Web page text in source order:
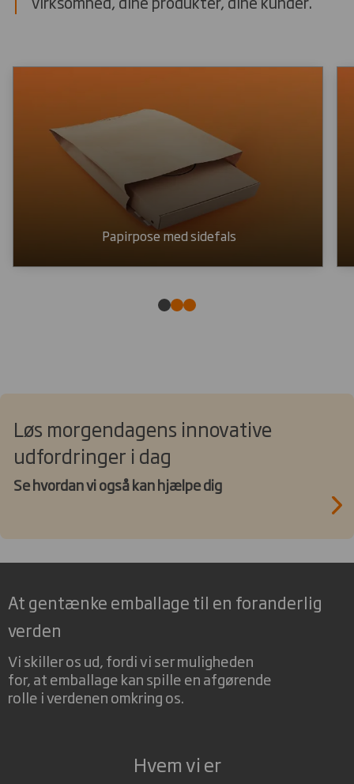
Papirpose med sidefals
Løs morgendagens innovative
udfordringer i dag
Se hvordan vi også kan hjælpe dig
At gentænke emballage til en foranderlig
verden
Vi skiller os ud, fordi vi ser muligheden
for, at emballage kan spille en afgørende
rolle i verdenen omkring os.
Hvem vi er